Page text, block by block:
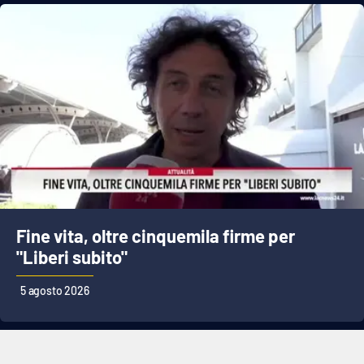
Fine vita, oltre cinquemila firme per
"Liberi subito"
5 agosto 2026